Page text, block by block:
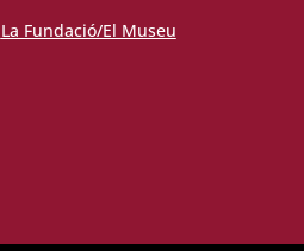
La Fundació/El Museu